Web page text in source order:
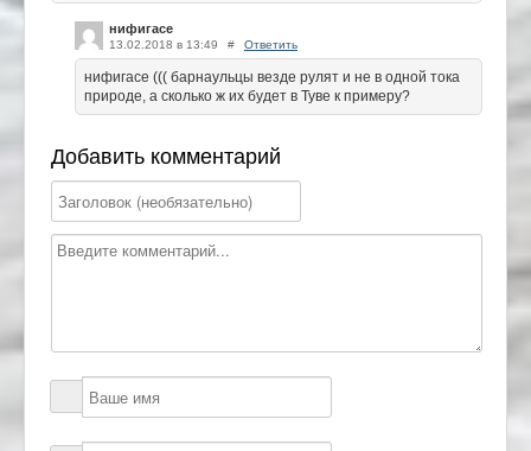
нифигасе
13.02.2018 в 13:49 # Ответить
нифигасе ((( барнаульцы везде рулят и не в одной тока
природе, а сколько ж их будет в Туве к примеру?
Добавить комментарий